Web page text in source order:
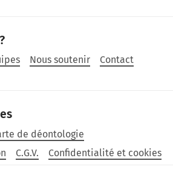
Nous soutenir
Contact
de déontologie
C.G.V. Confidentialité et cookies